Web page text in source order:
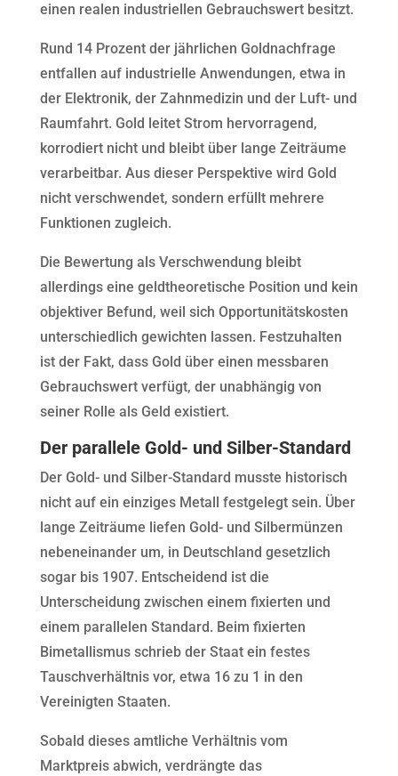
einen realen industriellen Gebrauchswert besitzt.
Rund 14 Prozent der jährlichen Goldnachfrage
entfallen auf industrielle Anwendungen, etwa in
der Elektronik, der Zahnmedizin und der Luft- und
Raumfahrt. Gold leitet Strom hervorragend,
korrodiert nicht und bleibt über lange Zeiträume
verarbeitbar. Aus dieser Perspektive wird Gold
nicht verschwendet, sondern erfüllt mehrere
Funktionen zugleich.
Die Bewertung als Verschwendung bleibt
allerdings eine geldtheoretische Position und kein
objektiver Befund, weil sich Opportunitätskosten
unterschiedlich gewichten lassen. Festzuhalten
ist der Fakt, dass Gold über einen messbaren
Gebrauchswert verfügt, der unabhängig von
seiner Rolle als Geld existiert.
Der parallele Gold- und Silber-Standard
Der Gold- und Silber-Standard musste historisch
nicht auf ein einziges Metall festgelegt sein. Über
lange Zeiträume liefen Gold- und Silbermünzen
nebeneinander um, in Deutschland gesetzlich
sogar bis 1907. Entscheidend ist die
Unterscheidung zwischen einem fixierten und
einem parallelen Standard. Beim fixierten
Bimetallismus schrieb der Staat ein festes
Tauschverhältnis vor, etwa 16 zu 1 in den
Vereinigten Staaten.
Sobald dieses amtliche Verhältnis vom
Marktpreis abwich, verdrängte das